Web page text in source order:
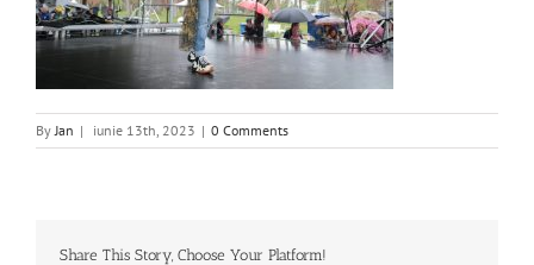
ByJan | iunie 13th, 2023 | 0 Comments
Share This Story, Choose Your Platform!